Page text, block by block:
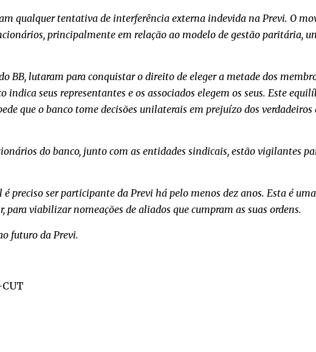
qualquer tentativa de interferência externa indevida na Previ. O
principalmente em relação ao modelo de gestão paritária,
BB, lutaram para conquistar o direito de eleger a metade dos
seus representantes e os associados elegem os seus. Este
que o banco tome decisões unilaterais em prejuízo dos verdadeiros
do banco, junto com as entidades sindicais, estão vigilantes
preciso ser participante da Previ há pelo menos dez anos. Esta é
viabilizar nomeações de aliados que cumpram as suas ordens.
futuro da Previ.